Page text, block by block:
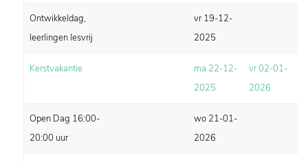
Ontwikkeldag,
leerlingen lesvrij
vr 19-12-
2025
Kerstvakantie
ma 22-12-
2025
vr 02-01-
2026
Open Dag 16:00-
20:00 uur
wo 21-01-
2026